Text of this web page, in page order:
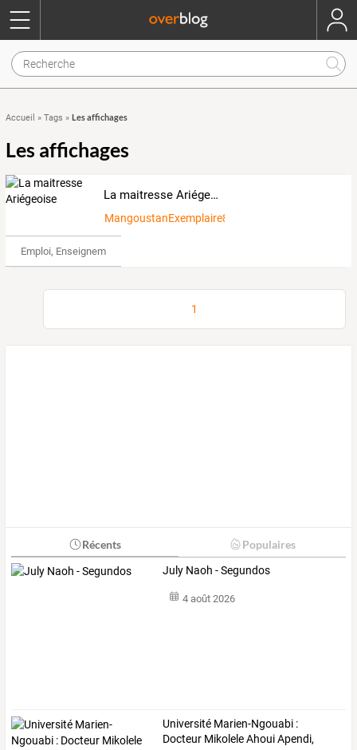
Accueil » Tags » Les affichages
Les affichages
La maitresse Ariégeoise
MangoustanExemplaire8195040
Emploi, Enseignement & Etudes
1
Récents Populaires
July Naoh - Segundos
4 août 2026
Université Marien-Ngouabi :
Docteur MikoleleAhouiApendi,